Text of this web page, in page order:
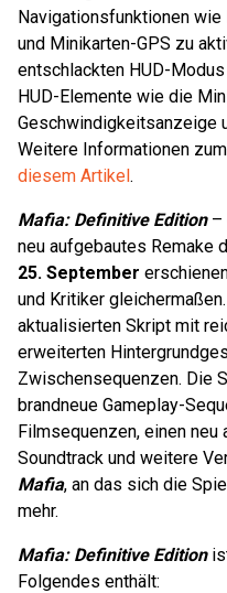
Navigationsfunktionen
und Minikarten-GPS zu
entschlackten HUD-
HUD-Elemente wie die
Geschwindigkeitsanzeige
Weitere Informationen
diesem Artikel.
Mafia: Definitive Edition –
neu aufgebautes Remake
25. September
und Kritiker
aktualisierten Skript mit
erweiterten
Zwischensequenzen. Die
brandneue Gameplay-
Filmsequenzen, einen
Soundtrack und weitere
Mafia, an das sich die
mehr.
Mafia: Definitive Edition
Folgendes enthält: